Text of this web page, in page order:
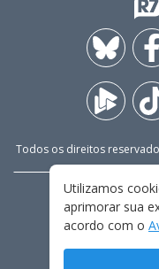
Todos os direitos
Utilizamos
aprimorar sua
acordo com o